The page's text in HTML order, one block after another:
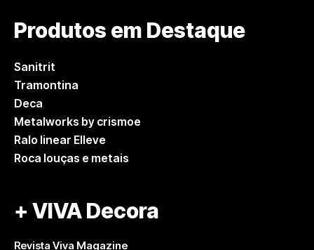
Produtos em Destaque
Sanitrit
Tramontina
Deca
Metalworks by crismoe
Ralo linear Elleve
Roca louças e metais
+ VIVA Decora
Revista Viva Magazine